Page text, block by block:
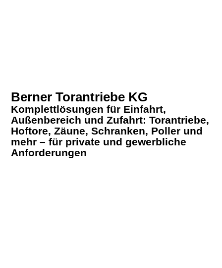
Berner Torantriebe KG
Komplettlösungen für Einfahrt,
Außenbereich und Zufahrt: Torantriebe,
Hoftore, Zäune, Schranken, Poller und
mehr – für private und gewerbliche
Anforderungen